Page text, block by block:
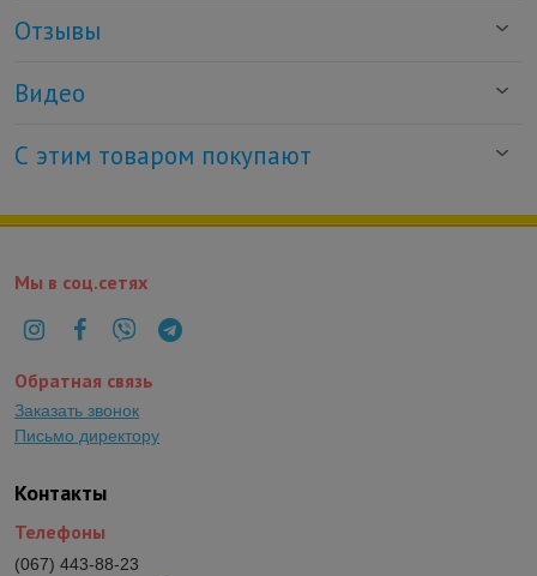
Отзывы
Видео
С этим товаром покупают
Контакты
Телефоны
(067) 443-88-23
Мы в соц.сетях
Обратная связь
Заказать звонок
Письмо директору